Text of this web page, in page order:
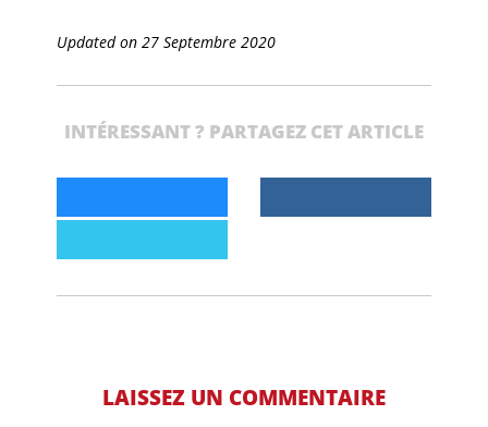
Updated on 27 Septembre 2020
INTÉRESSANT ? PARTAGEZ CET ARTICLE
LAISSEZ UN COMMENTAIRE